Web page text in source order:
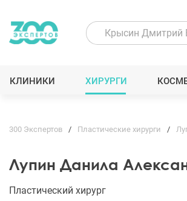
КЛИНИКИ ХИРУРГИ
300 Экспертов Пластические хирурги
Лупин Данила
Пластический хирург